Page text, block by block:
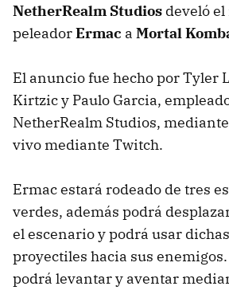
NetherRealm Studios develó
peleadorErmac a Mortal
El anuncio fue hecho por Tyler
Kirtzic y Paulo Garcia,
NetherRealm Studios,
vivo mediante Twitch.
Ermac estará rodeado de tres
verdes, además podrá
el escenario y podrá usar
proyectiles hacia sus
podrá levantar y aventar